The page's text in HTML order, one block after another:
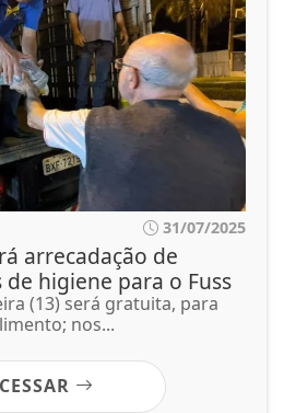
31/07/2025
arrecadação de
higiene para o Fuss
(13) será gratuita, para
nos...